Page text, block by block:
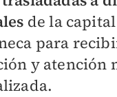
de la capital
para
y atención